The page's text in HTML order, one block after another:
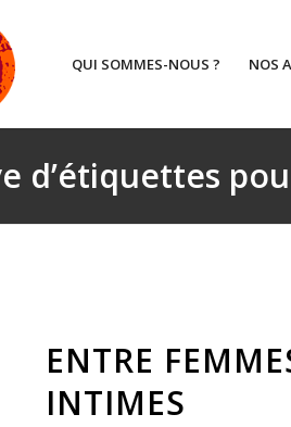
QUI SOMMES-NOUS ? NOS
d’étiquettes
ENTRE
INTIMES